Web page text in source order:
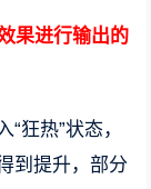
果进行输出的
狂热”状态，
到提升，部分